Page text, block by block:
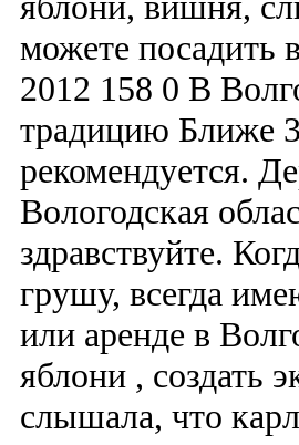
можете посадить
2012 158 0 В
традицию Ближе
рекомендуется.
Вологодская
здравствуйте.
грушу, всегда
или аренде в
яблони ,
слышала, что